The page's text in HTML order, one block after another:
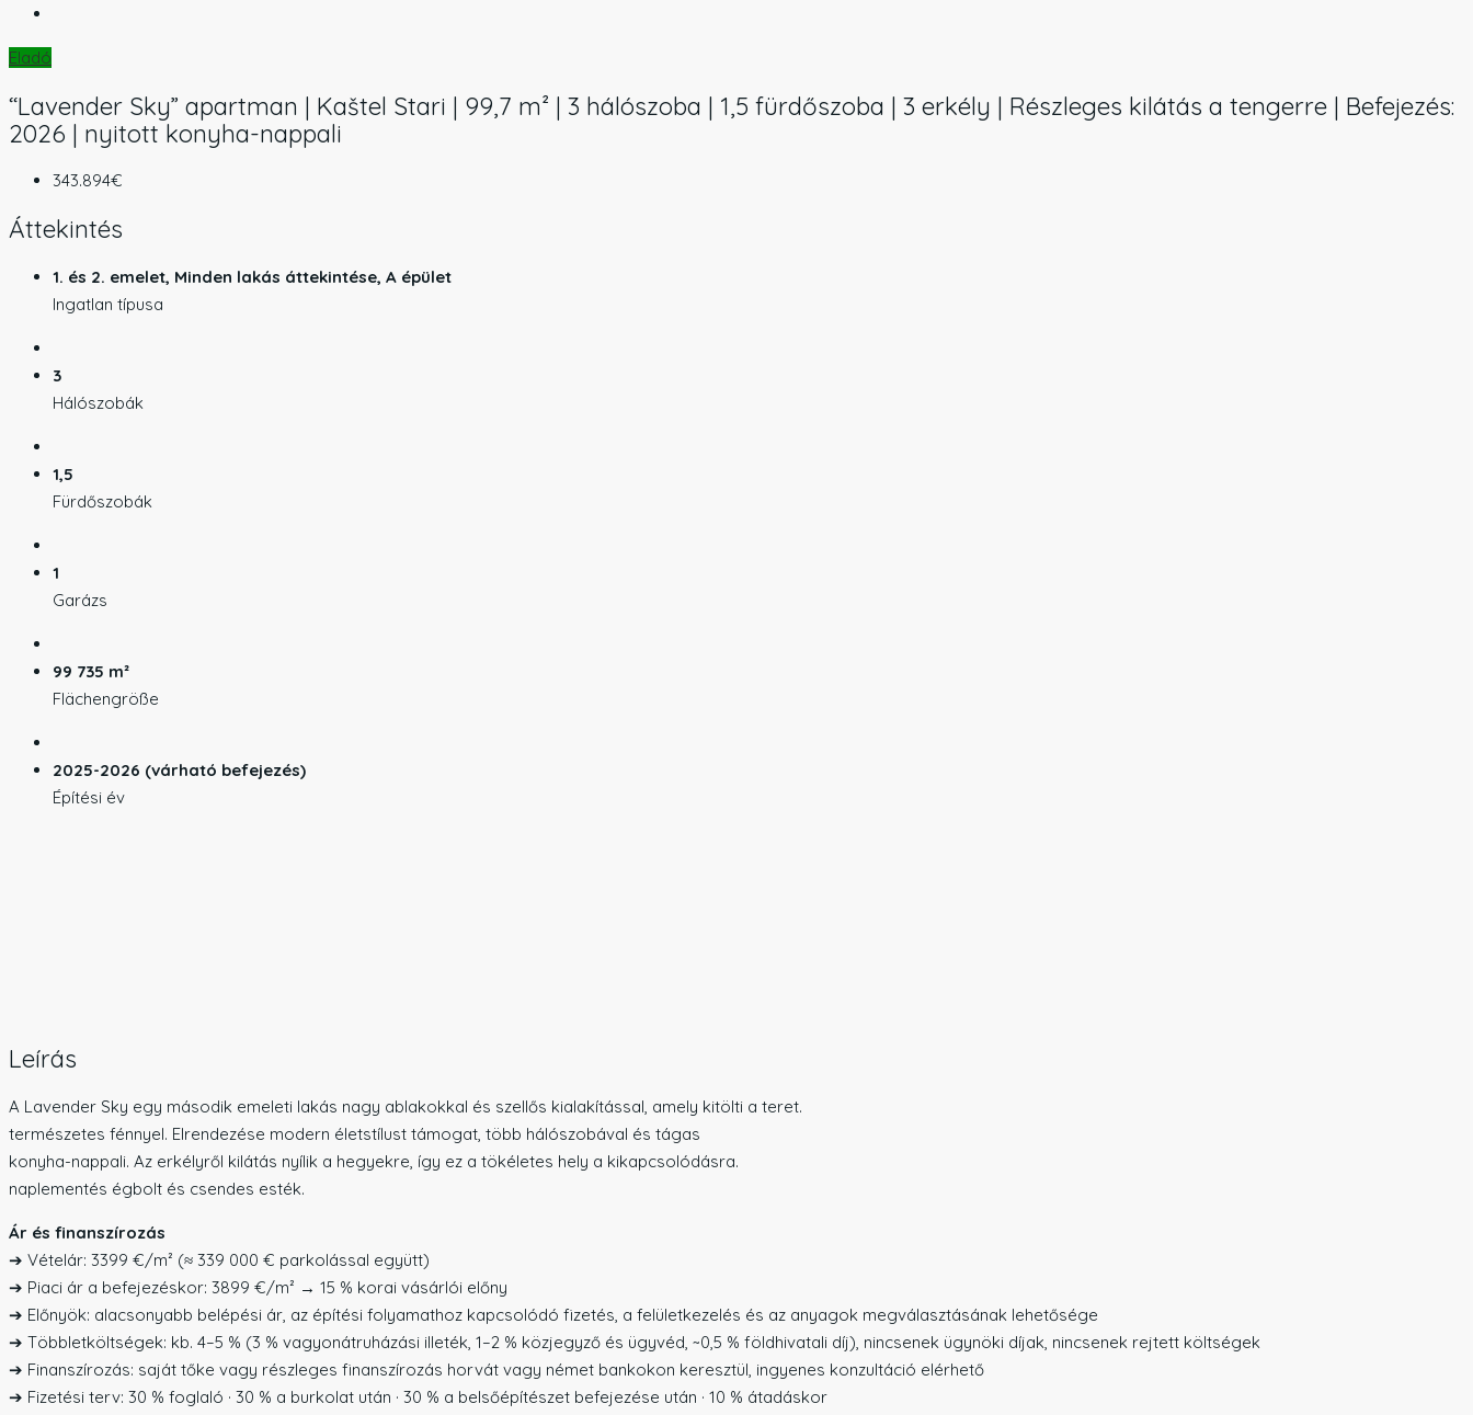
Eladó
“Lavender Sky” apartman | Kaštel Stari | 99,7 m² | 3 hálószoba | 1,5 fürdőszoba | 3 erkély | Részleges kilátás a tengerre | Befejezés:
2026 | nyitott konyha-nappali
343.894€
Áttekintés
1. és 2. emelet, Minden lakás áttekintése, A épület
Ingatlan típusa
3
Hálószobák
1,5
Fürdőszobák
1
Garázs
99 735 m²
Flächengröße
2025-2026 (várható befejezés)
Építési év
Leírás
A Lavender Sky egy második emeleti lakás nagy ablakokkal és szellős kialakítással, amely kitölti a teret.
természetes fénnyel. Elrendezése modern életstílust támogat, több hálószobával és tágas
konyha-nappali. Az erkélyről kilátás nyílik a hegyekre, így ez a tökéletes hely a kikapcsolódásra.
naplementés égbolt és csendes esték.
Ár és finanszírozás
➔ Vételár: 3399 €/m² (≈ 339 000 € parkolással együtt)
➔ Piaci ár a befejezéskor: 3899 €/m² → 15 % korai vásárlói előny
➔ Előnyök: alacsonyabb belépési ár, az építési folyamathoz kapcsolódó fizetés, a felületkezelés és az anyagok megválasztásának lehetősége
➔ Többletköltségek: kb. 4–5 % (3 % vagyonátruházási illeték, 1–2 % közjegyző és ügyvéd, ~0,5 % földhivatali díj), nincsenek ügynöki díjak, nincsenek rejtett költségek
➔ Finanszírozás: saját tőke vagy részleges finanszírozás horvát vagy német bankokon keresztül, ingyenes konzultáció elérhető
➔ Fizetési terv: 30 % foglaló · 30 % a burkolat után · 30 % a belsőépítészet befejezése után · 10 % átadáskor